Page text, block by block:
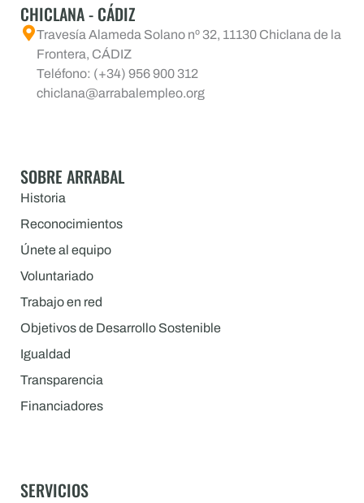
CHICLANA - CÁDIZ
Travesía Alameda Solano nº 32, 11130 Chiclana de la
Frontera, CÁDIZ
Teléfono: (+34) 956 900 312
chiclana@arrabalempleo.org
SOBRE ARRABAL
Historia
Reconocimientos
Únete al equipo
Voluntariado
Trabajo en red
Objetivos de Desarrollo Sostenible
Igualdad
Transparencia
Financiadores
SERVICIOS